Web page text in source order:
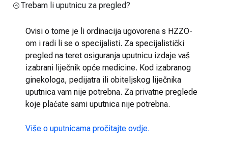
Trebam li uputnicu za pregled?
Ovisi o tome je li ordinacija ugovorena s HZZO-
om i radi li se o specijalisti. Za specijalistički
pregled na teret osiguranja uputnicu izdaje vaš
izabrani liječnik opće medicine. Kod izabranog
ginekologa, pedijatra ili obiteljskog liječnika
uputnica vam nije potrebna. Za privatne preglede
koje plaćate sami uputnica nije potrebna.
Više o uputnicama pročitajte ovdje.